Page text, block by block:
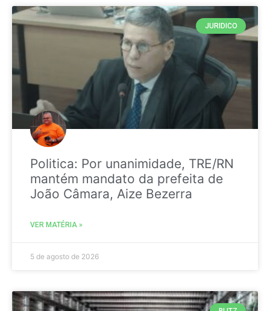
JURIDICO
Politica: Por unanimidade, TRE/RN
mantém mandato da prefeita de
João Câmara, Aize Bezerra
VER MATÉRIA »
5 de agosto de 2026